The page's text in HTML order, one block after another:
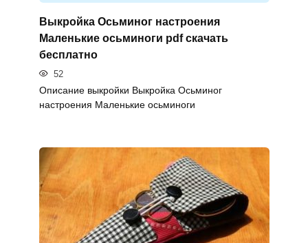
Выкройка Осьминог настроения
Маленькие осьминоги pdf скачать
бесплатно
52
Описание выкройки Выкройка Осьминог
настроения Маленькие осьминоги